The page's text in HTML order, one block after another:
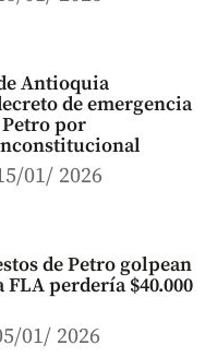
Antioquia
de emergencia
por
01/ 2026
de Petro golpean
perdería $40.000
01/ 2026